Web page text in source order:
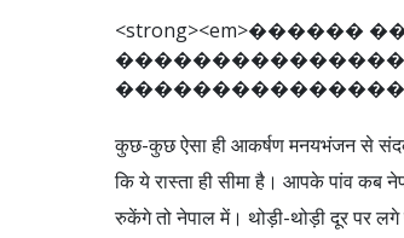
<strong><em>������ �
���������������
���������������
कुछ-कुछ ऐसा ही आकर्षण मनयभंजन से
कि ये रास्ता ही सीमा है। आपके पांव कब
रुकेंगे तो नेपाल में। थोड़ी-थोड़ी दूर पर लगे